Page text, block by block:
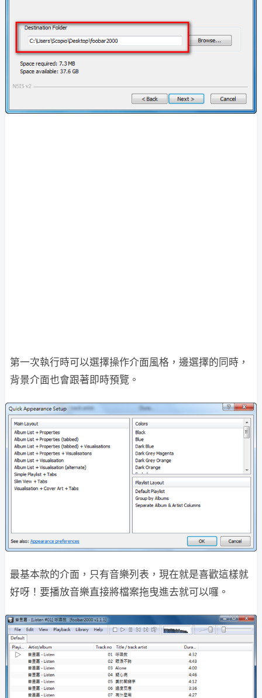
第一次執行時可以選擇操作介面風格，邊選擇的同時，
背景介面也會跟著即時預覽。
最基本款的介面，只有音樂列表，現在就是喜歡這樣就
好呀！要播放音樂直接將檔案拖曳進去就可以囉。